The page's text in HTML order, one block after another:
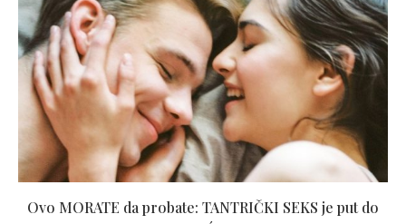
Ovo MORATE da probate: TANTRIČKI SEKS je put do